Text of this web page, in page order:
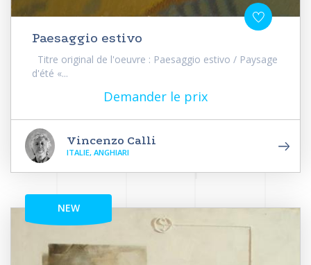
Paesaggio estivo
Titre original de l'oeuvre : Paesaggio estivo / Paysage
d'été «...
Demander le prix
Vincenzo Calli
ITALIE, ANGHIARI
NEW